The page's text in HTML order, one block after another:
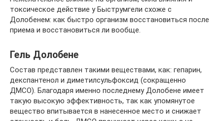
токсическое действие у Быструмгели схоже с
Долобенем: как быстро организм восстановиться после
приема и восстановиться ли вообще.
Гель Долобене
Состав представлен такими веществами, как: гепарин,
декспантенол и диметилсульфоксид (сокращенно
ДМСО). Благодаря именно последнему Долобене имеет
такую высокую эффективность, так как упомянутое
вещество впитывается в нанесенное место и снижает